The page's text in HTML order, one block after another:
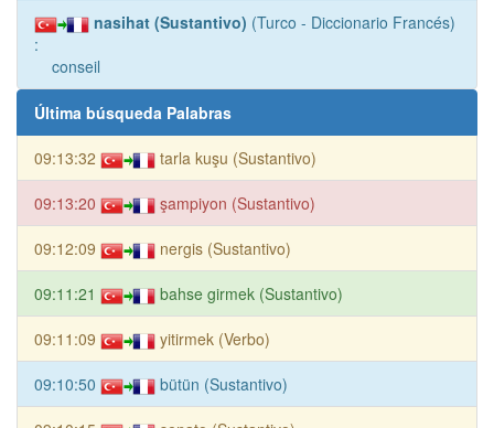
nasihat (Sustantivo) (Turco - Diccionario Francés)
:
conseil
Última búsqueda Palabras
09:13:32 tarla kuşu (Sustantivo)
09:13:20 şampiyon (Sustantivo)
09:12:09 nergis (Sustantivo)
09:11:21 bahse girmek (Sustantivo)
09:11:09 yitirmek (Verbo)
09:10:50 bütün (Sustantivo)